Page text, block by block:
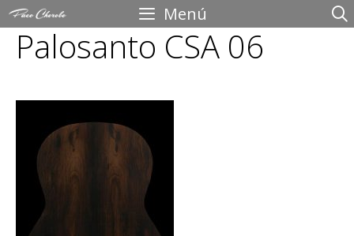
Saltar
contenido
Menú
Palosanto CSA 06